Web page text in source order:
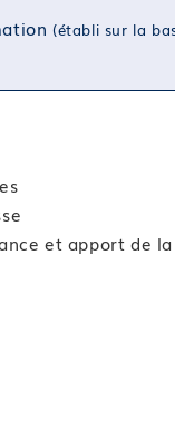
(établi sur la
et apport de